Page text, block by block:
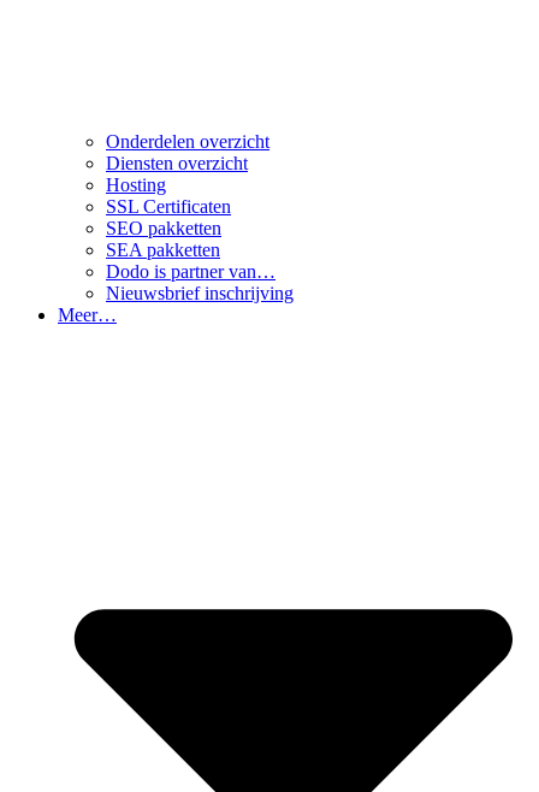
Onderdelen overzicht
Diensten overzicht
Hosting
SSL Certificaten
SEO pakketten
SEA pakketten
Dodo is partner van…
Nieuwsbrief inschrijving
Meer…